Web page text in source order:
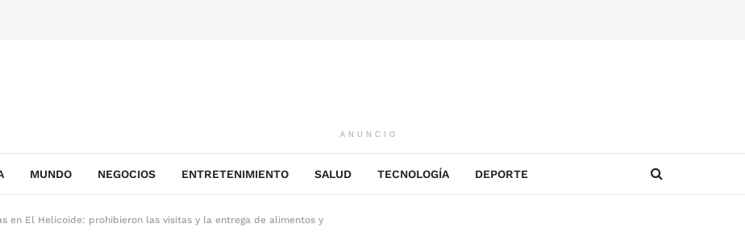
ANUNCIO
MUNDO NEGOCIOS ENTRETENIMIENTO SALUD TECNOLOGÍA DEPORTE
en El Helicoide: prohibieron las visitas y la entrega de alimentos y